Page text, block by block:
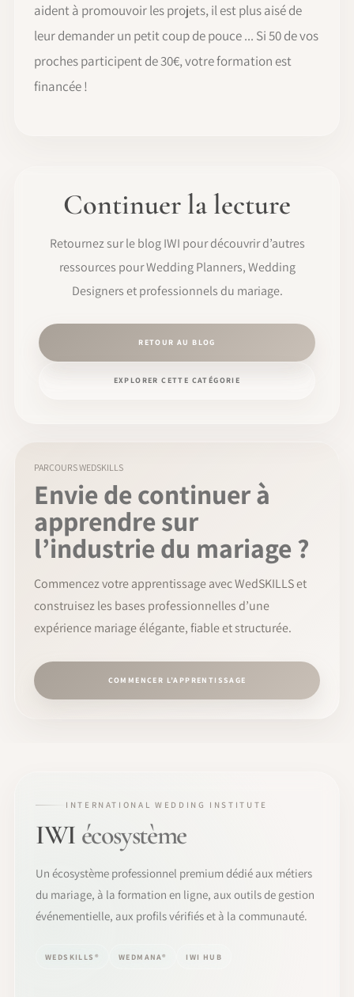
aident à promouvoir les projets, il est plus aisé de
leur demander un petit coup de pouce ... Si 50 de vos
proches participent de 30€, votre formation est
financée !
Continuer la lecture
Retournez sur le blog IWI pour découvrir d’autres
ressources pour Wedding Planners, Wedding
Designers et professionnels du mariage.
RETOUR AU BLOG
EXPLORER CETTE CATÉGORIE
PARCOURS WEDSKILLS
Envie de continuer à
apprendre sur
l’industrie du mariage ?
Commencez votre apprentissage avec WedSKILLS et
construisez les bases professionnelles d’une
expérience mariage élégante, fiable et structurée.
COMMENCER L’APPRENTISSAGE
INTERNATIONAL WEDDING INSTITUTE
IWI écosystème
Un écosystème professionnel premium dédié aux métiers
du mariage, à la formation en ligne, aux outils de gestion
événementielle, aux profils vérifiés et à la communauté.
WEDSKILLS® WEDMANA® IWI HUB